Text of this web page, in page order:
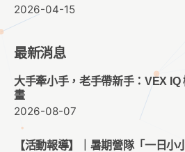
2026-04-15
最新消息
大手牽小手，老手帶新手：VEX
畫
2026-08-07
【活動報導】｜暑期營隊「一日小